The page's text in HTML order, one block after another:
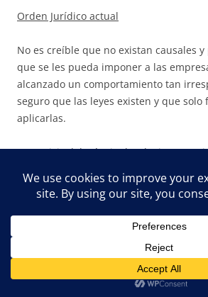
Orden Jurídico actual
No es creíble que no existan causales
que se les pueda imponer a las
alcanzado un comportamiento tan
seguro que las leyes existen y que solo
aplicarlas.
Esta crisis del tránsito local e
institucionalidad en el Poder Judicial,
porque no, en el Gobierno Central. A
grandes remedios.
Los funcionarios con las mayores